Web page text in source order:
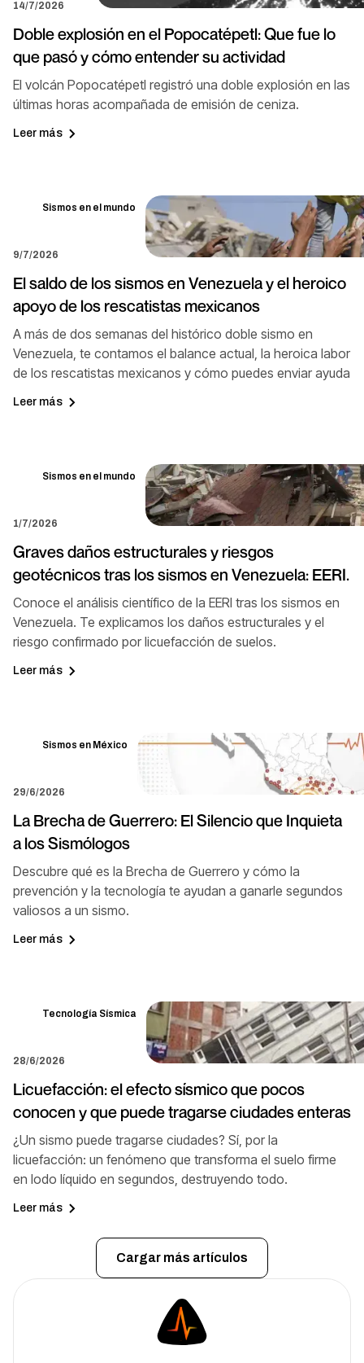
14/7/2026
Doble explosión en el Popocatépetl: Que fue lo
que pasó y cómo entender su actividad
El volcán Popocatépetl registró una doble explosión en las
últimas horas acompañada de emisión de ceniza.
Leer más
Sismos en el mundo
9/7/2026
El saldo de los sismos en Venezuela y el heroico
apoyo de los rescatistas mexicanos
A más de dos semanas del histórico doble sismo en
Venezuela, te contamos el balance actual, la heroica labor
de los rescatistas mexicanos y cómo puedes enviar ayuda
Leer más
Sismos en el mundo
1/7/2026
Graves daños estructurales y riesgos
geotécnicos tras los sismos en Venezuela: EERI.
Conoce el análisis científico de la EERI tras los sismos en
Venezuela. Te explicamos los daños estructurales y el
riesgo confirmado por licuefacción de suelos.
Leer más
Sismos en México
29/6/2026
La Brecha de Guerrero: El Silencio que Inquieta
a los Sismólogos
Descubre qué es la Brecha de Guerrero y cómo la
prevención y la tecnología te ayudan a ganarle segundos
valiosos a un sismo.
Leer más
Tecnología Sísmica
28/6/2026
Licuefacción: el efecto sísmico que pocos
conocen y que puede tragarse ciudades enteras
¿Un sismo puede tragarse ciudades? Sí, por la
licuefacción: un fenómeno que transforma el suelo firme
en lodo líquido en segundos, destruyendo todo.
Leer más
Cargar más artículos